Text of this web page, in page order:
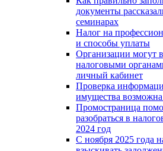
документы
семинарах
Налог на
и способы уплаты
Организации могут
налоговыми
личный кабинет
Проверка
имущества
Промостраница
разобраться в
2024 год
С ноября 2025 года